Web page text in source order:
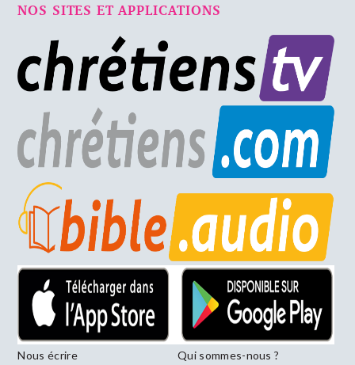
NOS SITES ET APPLICATIONS
Nous écrire Qui sommes-nous ?